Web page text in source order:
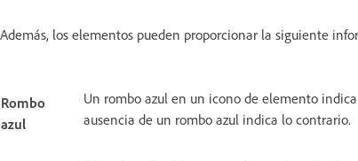
Además, los elementos pueden proporcionar la siguiente
Rombo
azul
Un rombo azul en un icono de elemento
ausencia de un rombo azul indica lo contrario.